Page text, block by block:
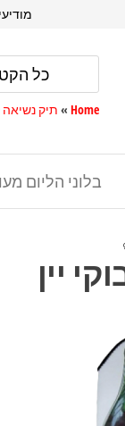
מודיעין,
Home
» תיק נשיאה
בלוני הליום
יין